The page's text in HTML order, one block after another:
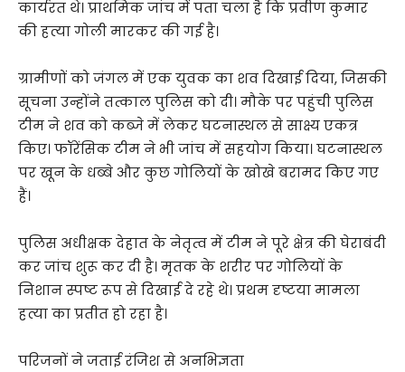
कार्यरत थे। प्राथमिक जांच में पता चला है कि प्रवीण कुमार
की हत्या गोली मारकर की गई है।
ग्रामीणों को जंगल में एक युवक का शव दिखाई दिया, जिसकी
सूचना उन्होंने तत्काल पुलिस को दी। मौके पर पहुंची पुलिस
टीम ने शव को कब्जे में लेकर घटनास्थल से साक्ष्य एकत्र
किए। फॉरेंसिक टीम ने भी जांच में सहयोग किया। घटनास्थल
पर खून के धब्बे और कुछ गोलियों के खोखे बरामद किए गए
हैं।
पुलिस अधीक्षक देहात के नेतृत्व में टीम ने पूरे क्षेत्र की घेराबंदी
कर जांच शुरू कर दी है। मृतक के शरीर पर गोलियों के
निशान स्पष्ट रूप से दिखाई दे रहे थे। प्रथम दृष्टया मामला
हत्या का प्रतीत हो रहा है।
परिजनों ने जताई रंजिश से अनभिज्ञता